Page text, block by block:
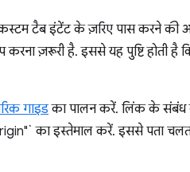
कस्टम टैब इंटेंट के ज़रिए पास करने
ज़रूरी है. इससे यह पुष्टि होती
गाइडका पालन करें. लिंक के संबंध
का इस्तेमाल करें. इससे पता चलता